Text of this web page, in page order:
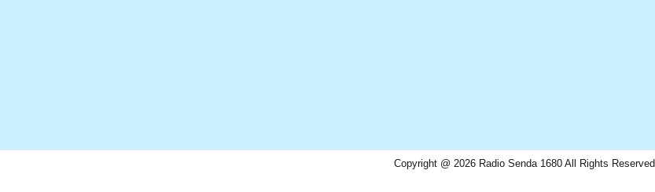
Copyright @ 2026 Radio Senda 1680 All Rights Reserved